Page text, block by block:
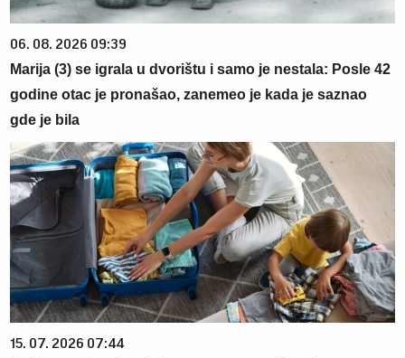
06. 08. 2026 09:39
Marija (3) se igrala u dvorištu i samo je nestala: Posle 42
godine otac je pronašao, zanemeo je kada je saznao
gde je bila
15. 07. 2026 07:44